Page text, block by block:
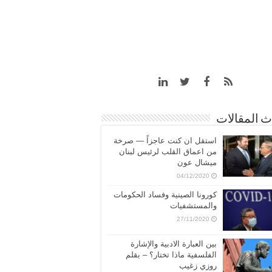
المقالات
استقل ان كنت عاجزاً — صرخة
من اعماق القلب لرئيس لبنان
ميشال عون
04/12/2020
كورونا الصينية وفساد الحكومات
والمستشفيات
27/11/2020
بين العبارة الادبية والإشارة
الفلسفية ماذا تختار؟ – بقلم
روزي زغيب